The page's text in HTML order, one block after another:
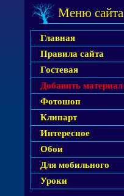
Меню сайта
Главная
Правила сайта
Гостевая
Добавить материал
Фотошоп
Клипарт
Интересное
Обои
Для мобильного
Уроки